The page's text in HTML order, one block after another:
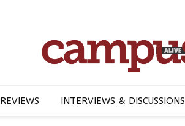
REVIEWS INTERVIEWS & DISCUSSIONS